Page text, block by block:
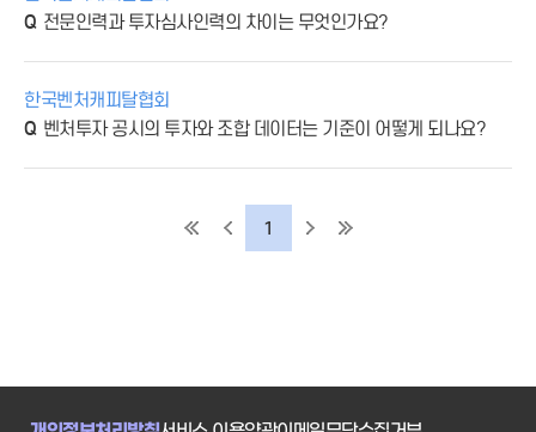
전문인력과 투자심사인력의 차이는 무엇인가요?
한국벤처캐피탈협회
벤처투자 공시의 투자와 조합 데이터는 기준이 어떻게 되나요?
1